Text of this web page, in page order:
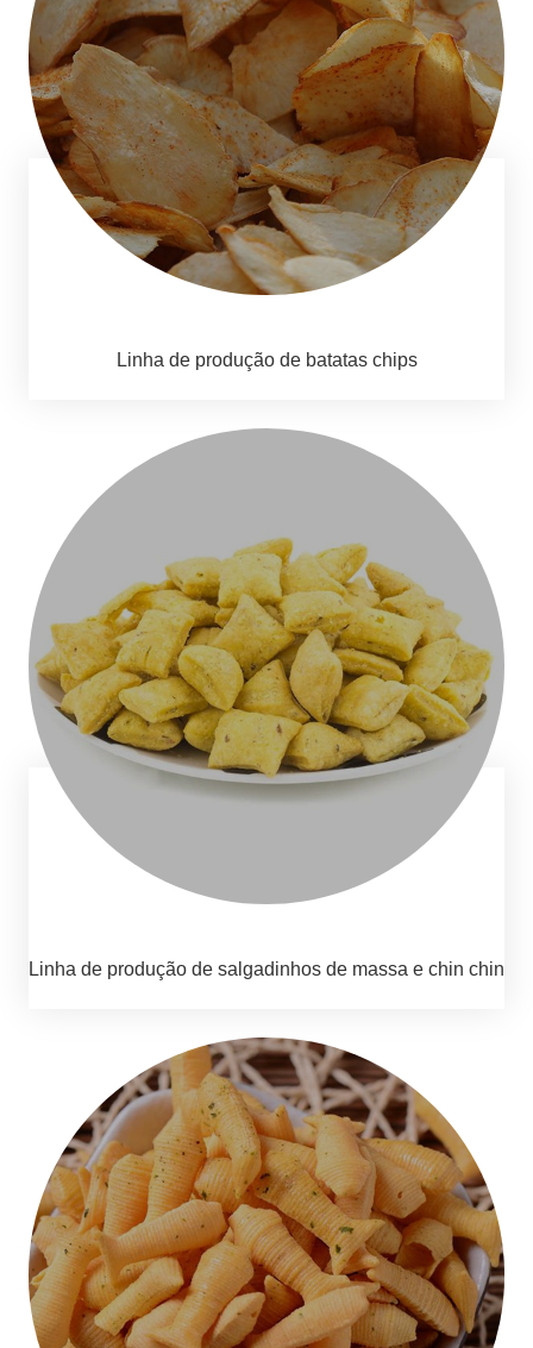
Linha de produção de batatas chips
Linha de produção de salgadinhos de massa e chin chin